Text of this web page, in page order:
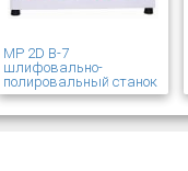
MP 2D В-7
шлифовально-
полировальный станок